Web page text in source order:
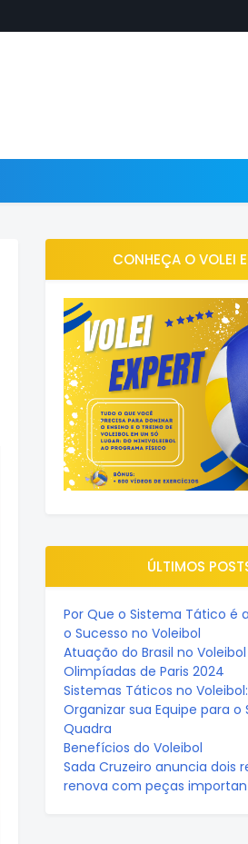
CONHEÇA O VOLEI
ÚLTIMOS
Por Que o Sistema Tático é
o Sucesso no Voleibol
Atuação do Brasil no
Olimpíadas de Paris 2024
Sistemas Táticos no
Organizar sua Equipe para o
Quadra
Benefícios do Voleibol
Sada Cruzeiro anuncia dois
renova com peças